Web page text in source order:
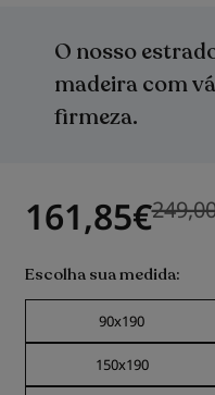
161,85€
Escolha sua medida
90x190
150x190
início
Galeria
O nosso
madeira com
firmeza.